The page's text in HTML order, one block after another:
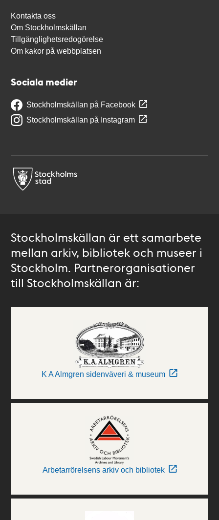
Kontakta oss
Om Stockholmskällan
Tillgänglighetsredogörelse
Om kakor på webbplatsen
Sociala medier
Stockholmskällan på Facebook
Stockholmskällan på Instagram
Stockholmskällan är ett samarbete
mellan arkiv, bibliotek och museer i
Stockholm. Partnerorganisationer
till Stockholmskällan är:
K A Almgren sidenväveri & museum
Arbetarrörelsens arkiv och bibliotek